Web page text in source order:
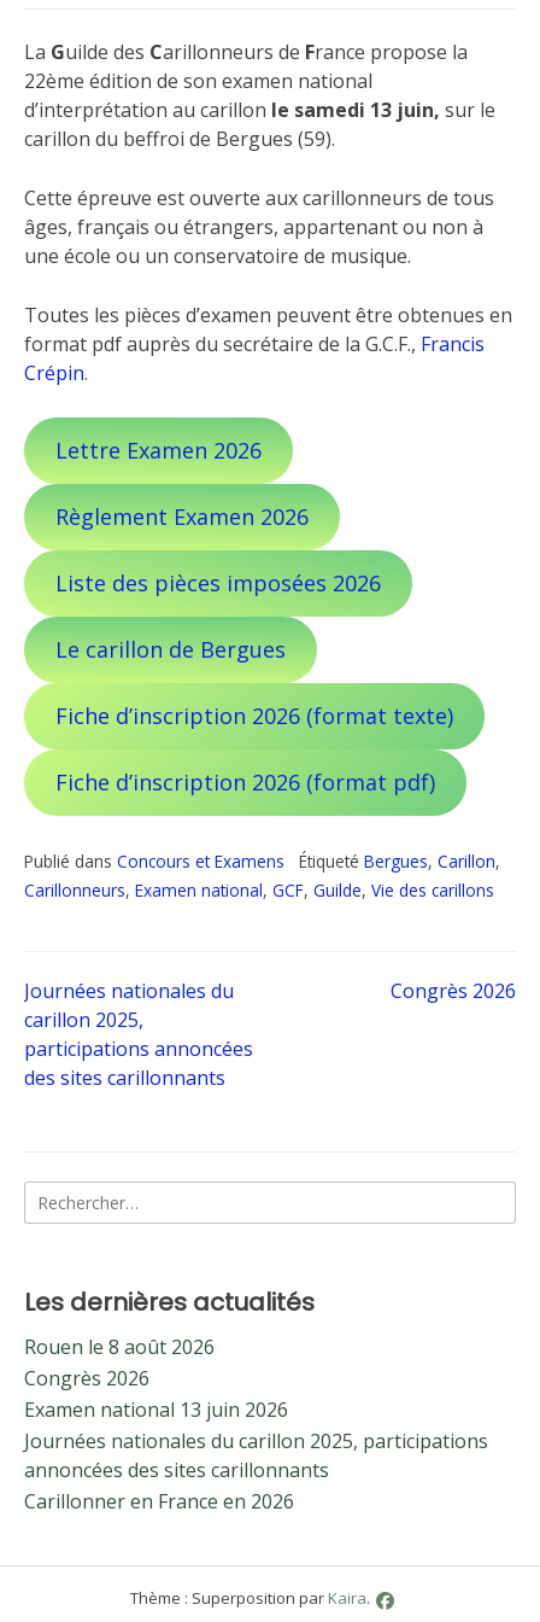
La Guilde des Carillonneurs de France propose la
22ème édition de son examen national
d’interprétation au carillon le samedi 13 juin, sur le
carillon du beffroi de Bergues (59).
Cette épreuve est ouverte aux carillonneurs de tous
âges, français ou étrangers, appartenant ou non à
une école ou un conservatoire de musique.
Toutes les pièces d’examen peuvent être obtenues en
format pdf auprès du secrétaire de la G.C.F., Francis
Crépin.
Lettre Examen 2026
Règlement Examen 2026
Liste des pièces imposées 2026
Le carillon de Bergues
Fiche d’inscription 2026 (format texte)
Fiche d’inscription 2026 (format pdf)
Publié dans Concours et Examens Étiqueté Bergues, Carillon,
Carillonneurs, Examen national, GCF, Guilde, Vie des carillons
Navigation
de
Journées nationales du
carillon 2025,
participations annoncées
des sites carillonnants
Congrès 2026
Rechercher :
Les dernières actualités
Rouen le 8 août 2026
Congrès 2026
Examen national 13 juin 2026
Journées nationales du carillon 2025, participations
annoncées des sites carillonnants
Carillonner en France en 2026
Thème : Superposition par Kaira.